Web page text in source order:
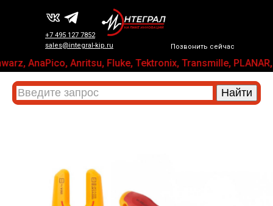
Позвонить сейчас
+7 495 127 7852
sales@integral-kip.ru
AnaPico, Anritsu, Fluke, Tektronix, Transmille,